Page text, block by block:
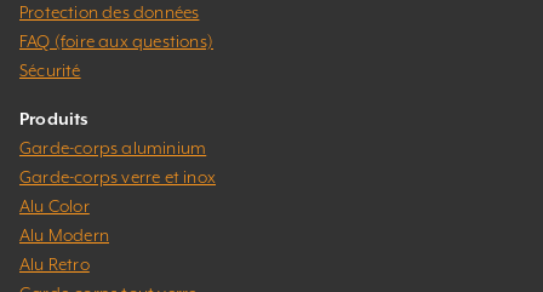
Protection des données
FAQ (foire aux questions)
Sécurité
Produits
Garde-corps aluminium
Garde-corps verre et inox
Alu Color
Alu Modern
Alu Retro